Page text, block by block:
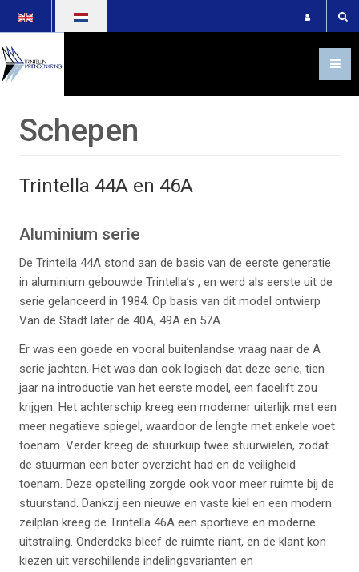
Schepen
Trintella 44A en 46A
Aluminium serie
De Trintella 44A stond aan de basis van de eerste generatie
in aluminium gebouwde Trintella’s , en werd als eerste uit de
serie gelanceerd in 1984. Op basis van dit model ontwierp
Van de Stadt later de 40A, 49A en 57A.
Er was een goede en vooral buitenlandse vraag naar de A
serie jachten. Het was dan ook logisch dat deze serie, tien
jaar na introductie van het eerste model, een facelift zou
krijgen. Het achterschip kreeg een moderner uiterlijk met een
meer negatieve spiegel, waardoor de lengte met enkele voet
toenam. Verder kreeg de stuurkuip twee stuurwielen, zodat
de stuurman een beter overzicht had en de veiligheid
toenam. Deze opstelling zorgde ook voor meer ruimte bij de
stuurstand. Dankzij een nieuwe en vaste kiel en een modern
zeilplan kreeg de Trintella 46A een sportieve en moderne
uitstraling. Onderdeks bleef de ruimte riant, en de klant kon
kiezen uit verschillende indelingsvarianten en